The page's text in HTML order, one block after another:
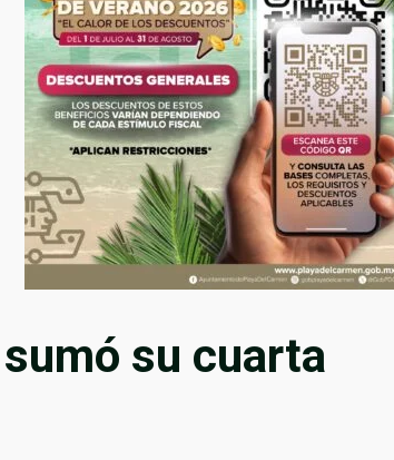
su cuarta